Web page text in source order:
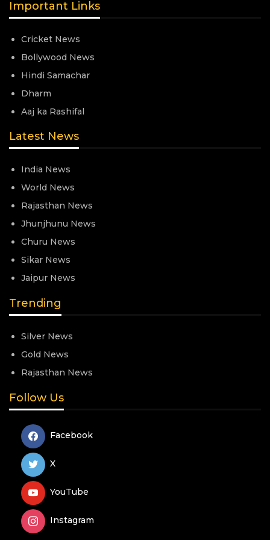
Important Links
Cricket News
Bollywood News
Hindi Samachar
Dharm
Aaj ka Rashifal
Latest News
India News
World News
Rajasthan News
Jhunjhunu News
Churu News
Sikar News
Jaipur News
Trending
Silver News
Gold News
Rajasthan News
Follow Us
Facebook
X
YouTube
Instagram